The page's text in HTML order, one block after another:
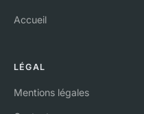
Accueil
LÉGAL
Mentions légales